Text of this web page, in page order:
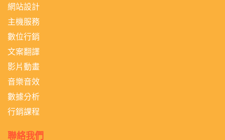
網站設計
主機服務
數位行銷
文案翻譯
影片動畫
音樂音效
數據分析
行銷課程
聯絡我們